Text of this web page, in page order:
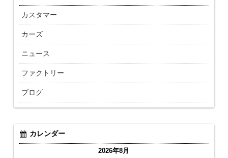
カスタマー
カーズ
ニュース
ファクトリー
ブログ
カレンダー
2026年8月